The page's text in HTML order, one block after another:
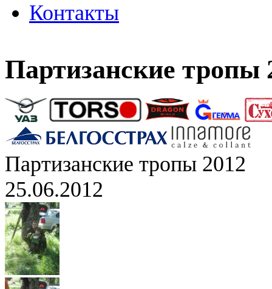
Контакты
Партизанские тропы
Партизанские тропы 2012
25.06.2012